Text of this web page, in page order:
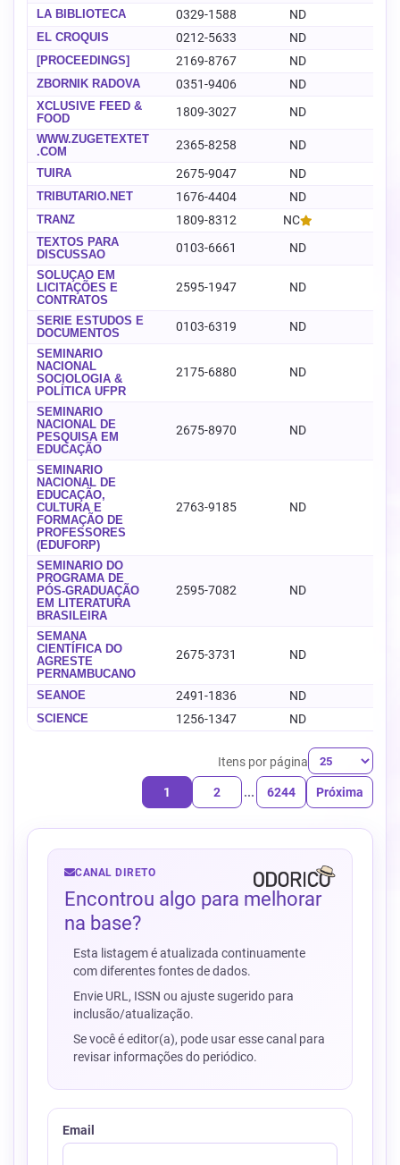
LA BIBLIOTECA 0329-1588 ND
EL CROQUIS 0212-5633 ND
[PROCEEDINGS] 2169-8767 ND
ZBORNIK RADOVA 0351-9406 ND
XCLUSIVE FEED &
FOOD
1809-3027 ND
WWW.ZUGETEXTET
.COM
2365-8258 ND
TUÍRA 2675-9047 ND
TRIBUTARIO.NET 1676-4404 ND
TRANZ 1809-8312 NC
TEXTOS PARA
DISCUSSAO
0103-6661 ND
SOLUÇÃO EM
LICITAÇÕES E
CONTRATOS
2595-1947 ND
SÉRIE ESTUDOS E
DOCUMENTOS
0103-6319 ND
SEMINÁRIO
NACIONAL
SOCIOLOGIA &
POLÍTICA UFPR
2175-6880 ND
SEMINÁRIO
NACIONAL DE
PESQUISA EM
EDUCAÇÃO
2675-8970 ND
SEMINÁRIO
NACIONAL DE
EDUCAÇÃO,
CULTURA E
FORMAÇÃO DE
PROFESSORES
(EDUFORP)
2763-9185 ND
SEMINÁRIO DO
PROGRAMA DE
PÓS-GRADUAÇÃO
EM LITERATURA
BRASILEIRA
2595-7082 ND
SEMANA
CIENTÍFICA DO
AGRESTE
PERNAMBUCANO
2675-3731 ND
SEANOE 2491-1836 ND
SCIENCE 1256-1347 ND
Itens por página
1 2 ... 6244 Próxima
CANAL DIRETO
Encontrou algo para melhorar
na base?
Esta listagem é atualizada continuamente
com diferentes fontes de dados.
Envie URL, ISSN ou ajuste sugerido para
inclusão/atualização.
Se você é editor(a), pode usar esse canal para
revisar informações do periódico.
Email